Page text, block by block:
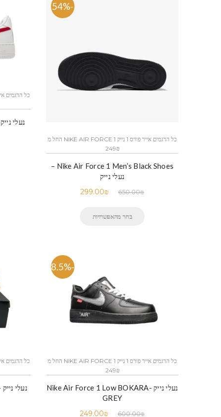
-54%
כל הדגמים אייר פורס 1 נייק NIKE AIR FORCE 1 החל מ
249₪
Nike Air Force 1 Men’s Black Shoes –
נעלי נייק
650.00₪
299.00₪
בחר מהאפשרויות
-58.5%
כל הדגמים אייר פורס 1 נייק NIKE AIR FORCE 1 החל מ
249₪
נעלי נייק -Nike Air Force 1 Low BOKARA
GREY
600.00₪
249.00₪